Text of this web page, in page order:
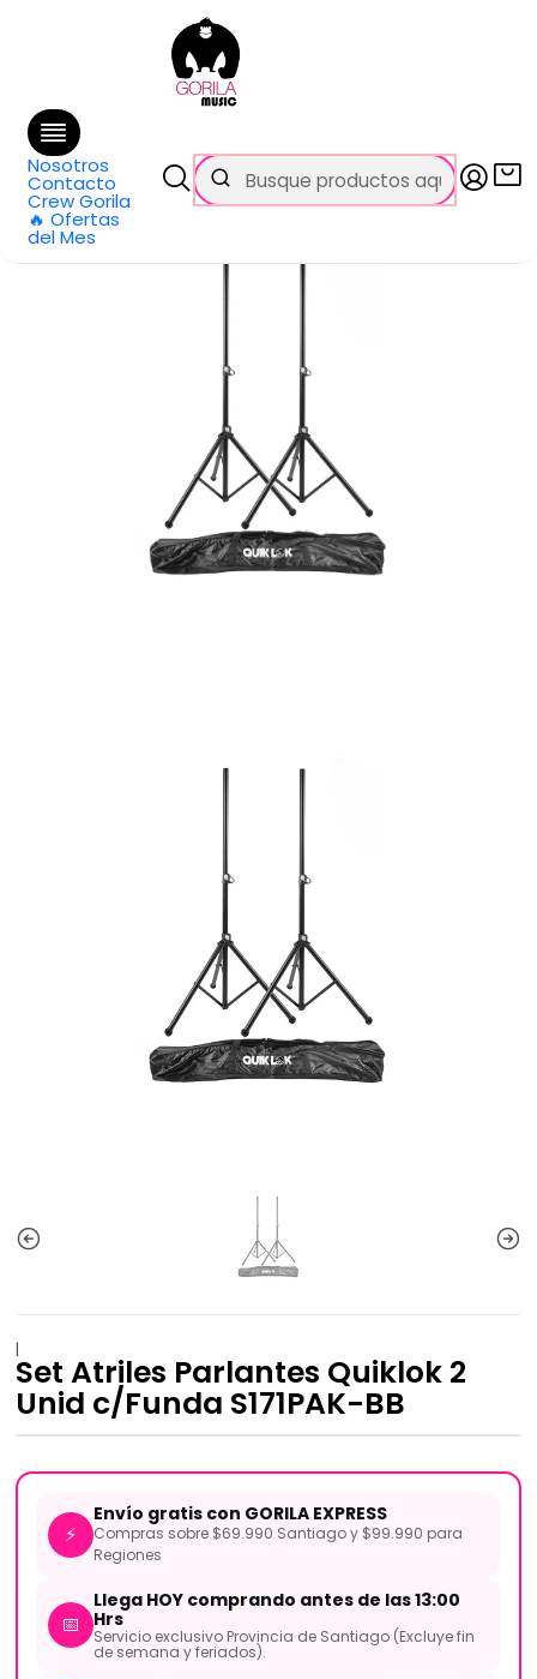
Nosotros
Contacto
Crew Gorila
🔥 Ofertas
del Mes
GRATIS
en Santiago y $99.990 en Regiones
Audio Pro
Set Atriles Parlantes Quiklok 2 Unid c/Funda S171PAK-BB
|
Set Atriles Parlantes Quiklok 2
Unid c/Funda S171PAK-BB
⚡
Envío gratis con GORILA EXPRESS
Compras sobre $69.990 Santiago y $99.990 para
Regiones
📅
Llega HOY comprando antes de las 13:00
Hrs
Servicio exclusivo Provincia de Santiago (Excluye fin
de semana y feriados).